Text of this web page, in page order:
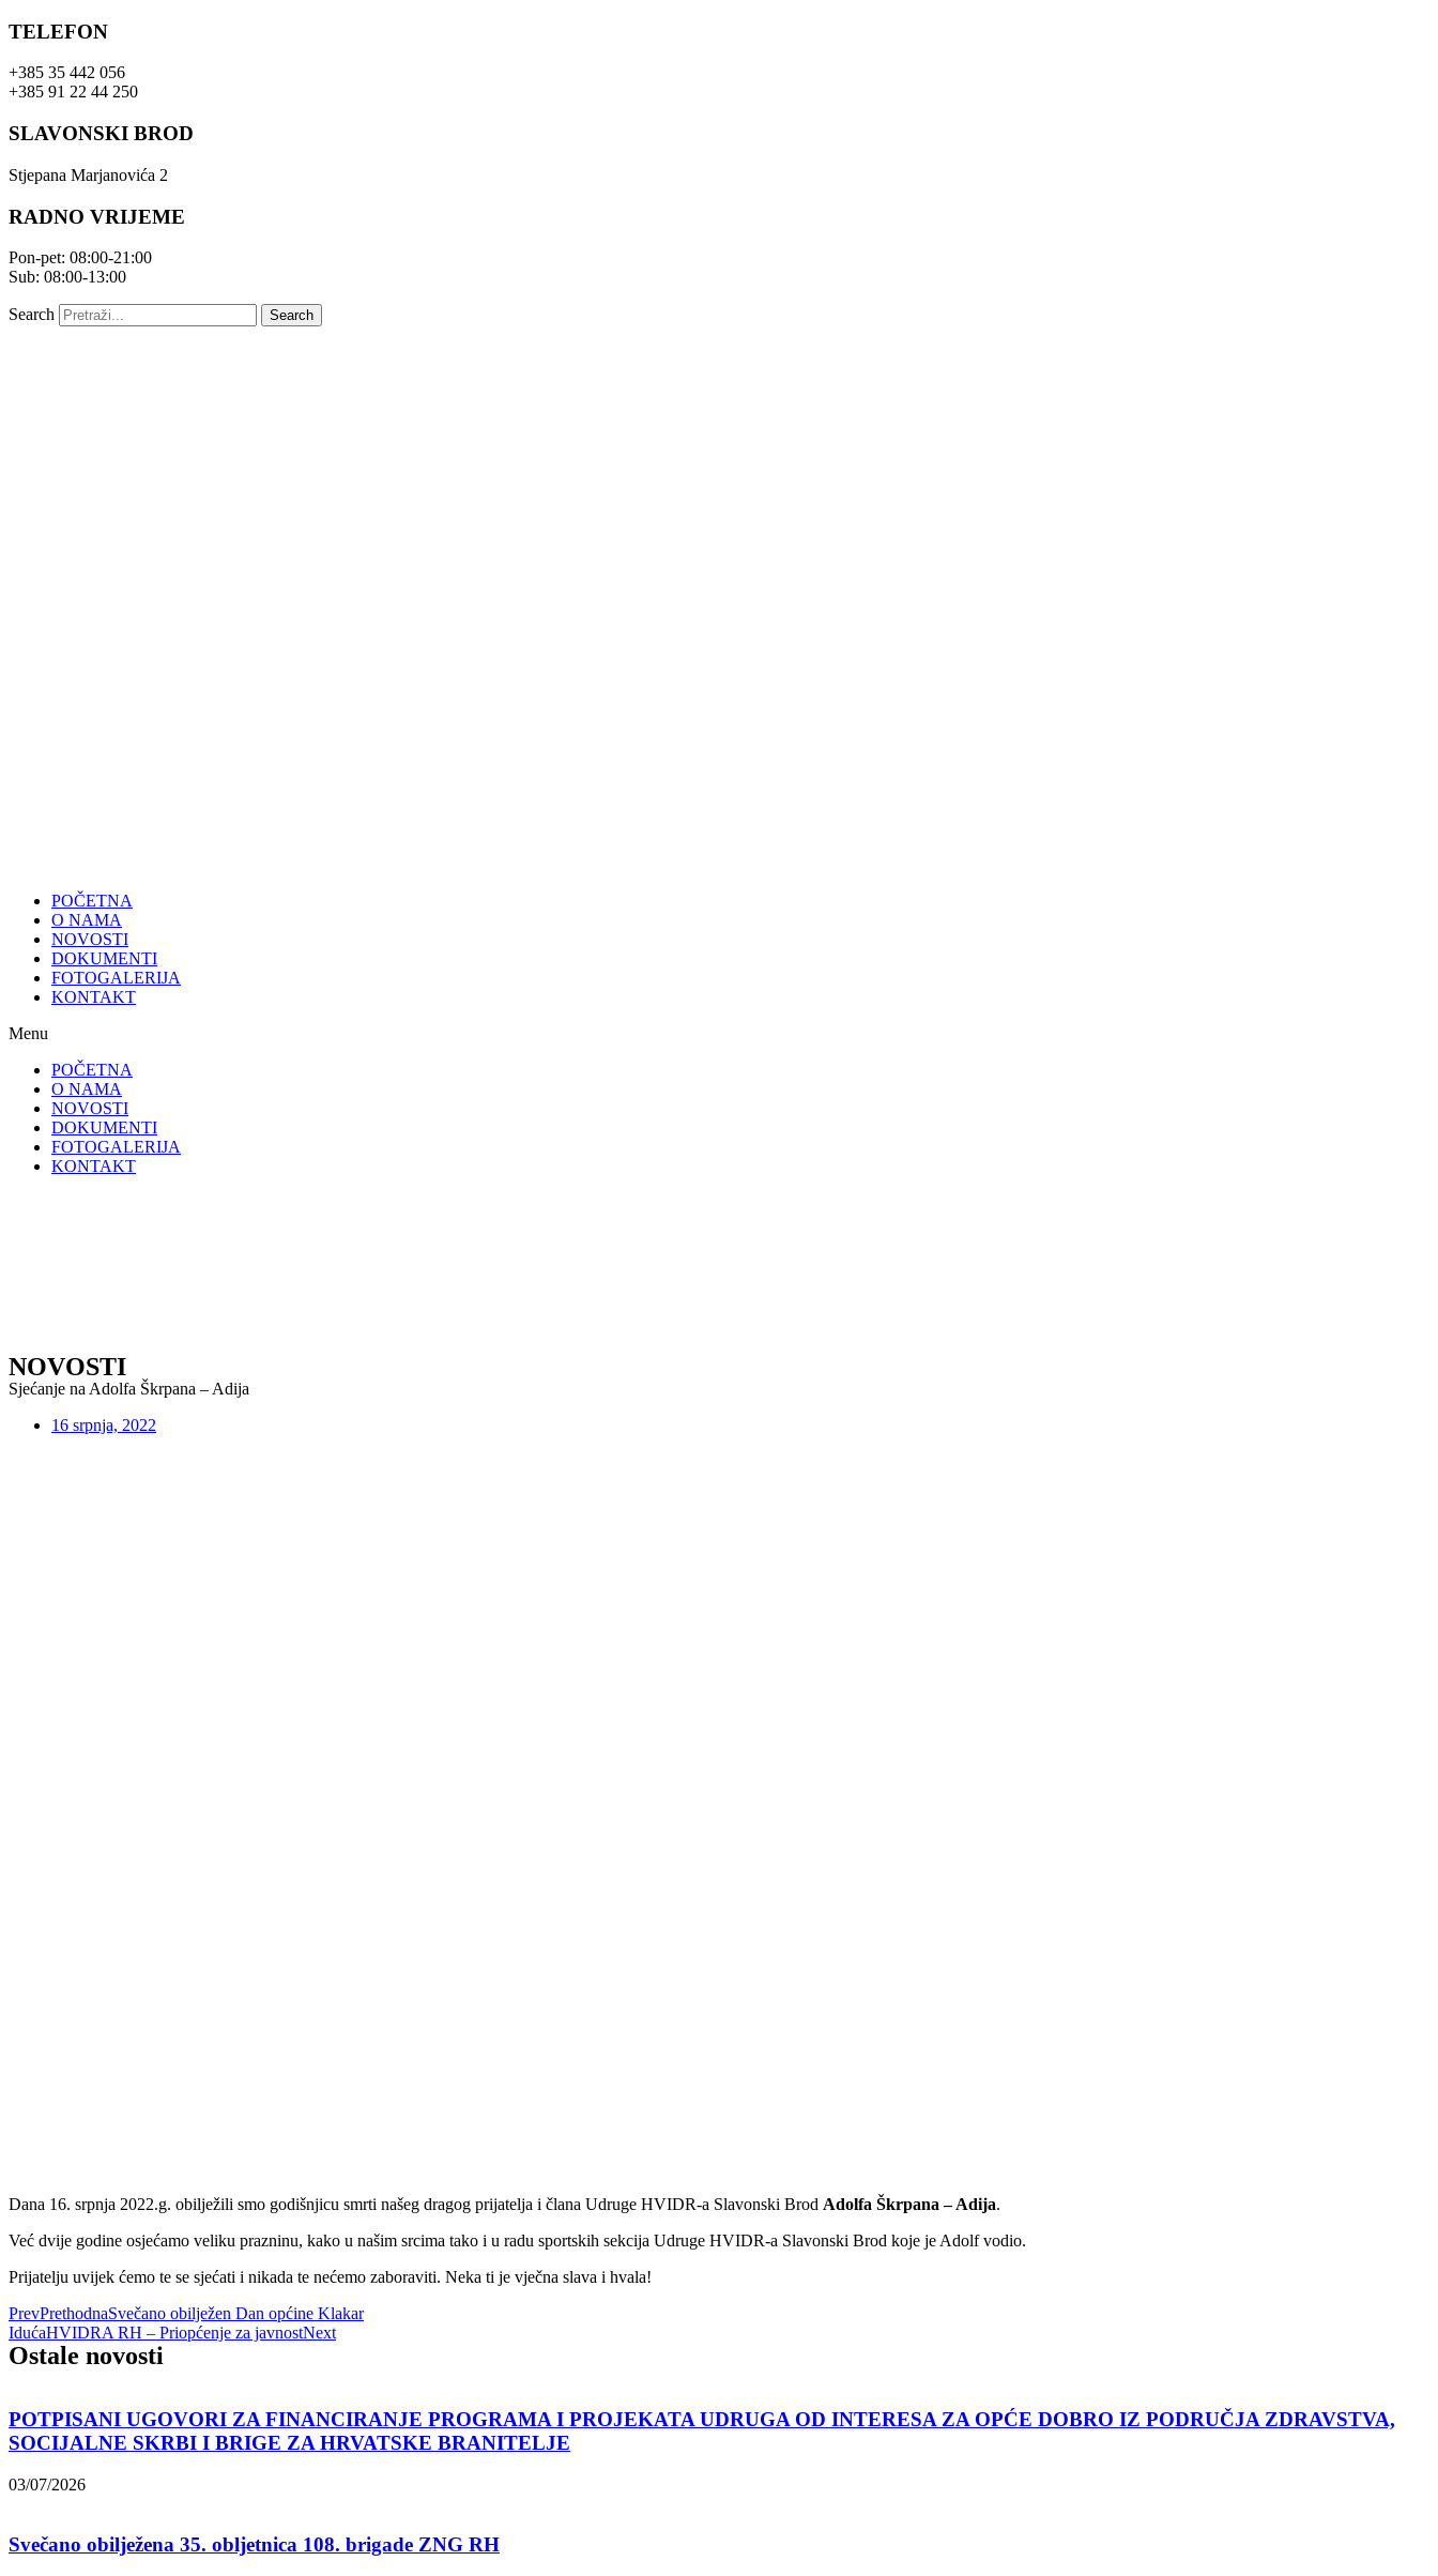
Skip
content
TELEFON
+385 35 442 056
+385 91 22 44 250
SLAVONSKI BROD
Stjepana Marjanovića 2
RADNO VRIJEME
Pon-pet: 08:00-21:00
Sub: 08:00-13:00
Search Search
POČETNA
O NAMA
NOVOSTI
DOKUMENTI
FOTOGALERIJA
KONTAKT
Menu
POČETNA
O NAMA
NOVOSTI
DOKUMENTI
FOTOGALERIJA
KONTAKT
NOVOSTI
Sjećanje na Adolfa Škrpana – Adija
16 srpnja, 2022
Dana 16. srpnja 2022.g. obilježili smo godišnjicu smrti našeg dragog prijatelja i člana Udruge HVIDR-a Slavonski Brod Adolfa Škrpana – Adija.
Već dvije godine osjećamo veliku prazninu, kako u našim srcima tako i u radu sportskih sekcija Udruge HVIDR-a Slavonski Brod koje je Adolf vodio.
Prijatelju uvijek ćemo te se sjećati i nikada te nećemo zaboraviti. Neka ti je vječna slava i hvala!
PrevPrethodnaSvečano obilježen Dan općine Klakar
IdućaHVIDRA RH – Priopćenje za javnostNext
Ostale novosti
POTPISANI UGOVORI ZA FINANCIRANJE PROGRAMA I PROJEKATA UDRUGA OD INTERESA ZA OPĆE DOBRO IZ PODRUČJA ZDRAVSTVA,
SOCIJALNE SKRBI I BRIGE ZA HRVATSKE BRANITELJE
03/07/2026
Svečano obilježena 35. obljetnica 108. brigade ZNG RH